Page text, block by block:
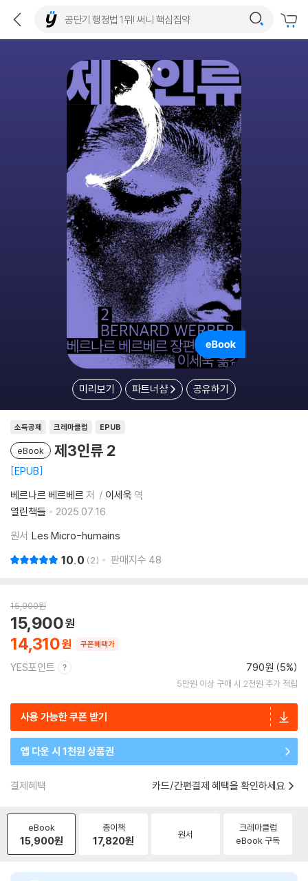
미리보기 파트너샵 공유하기
소득공제 크레마클럽 EPUB
eBook 제3인류 2
EPUB
베르나르 베르베르 저 이세욱 역
열린책들
2025.07.16.
원서 Les Micro-humains
10.0 2 판매지수 48
15,900원
14,310
15,900
쿠폰혜택가
YES포인트 790원 (5%)
5만원 이상 구매 시 2천원 추가 적립
사용 가능한 쿠폰 받기
앱 다운 시 1천원 상품권
결제혜택 카드/간편결제 혜택을 확인하세요
eBook
15,900원
종이책
17,820원 원서
크레마클럽
eBook 구독